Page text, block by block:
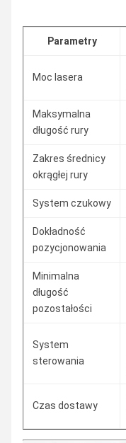
Parametry
Moc lasera
Maksymalna
długość rury
Zakres średnicy
okrągłej rury
System czukowy
Dokładność
pozycjonowania
Minimalna
długość
pozostałości
System
sterowania
Czas dostawy